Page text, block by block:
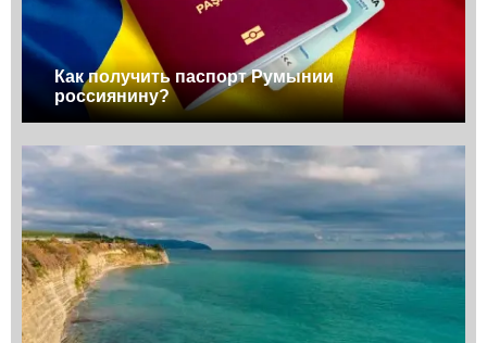
Как получить паспорт Румынии
россиянину?